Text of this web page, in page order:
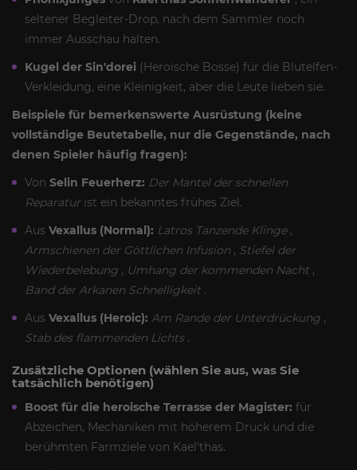
seltener Begleiter-Drop, nach dem Sammler noch
immer Ausschau halten.
Kugel der Sin'dorei (Heroische Bosse) für die Blutelfen-
Verkleidung, eine Kleinigkeit, aber die Leute lieben sie.
Beispiele für bemerkenswerte Ausrüstung (keine
vollständige Beutetabelle, nur die Gegenstände, nach
denen Spieler häufig fragen):
Von Selin Feuerherz: Der Mantel der schnellen
Reparaturist ein bekanntes frühes Ziel.
Aus Vexallus (Normal): Latros Tanzende Klinge,
Armschienen der Göttlichen Infusion , Stiefel der
Wiederbelebung , Umhang der kommenden Nacht ,
Band der Arkanen Schnelligkeit .
Aus Vexallus (Heroic): Am Rande der Unterdrückung ,
Stab des flammenden Lichts.
Zusätzliche Optionen (wählen Sie aus, was Sie
tatsächlich benötigen)
Boost für die heroische Terrasse der Magister: für
Abzeichen, Mechaniken mit höherem Druck und die
berühmten Farmziele von Kael'thas.